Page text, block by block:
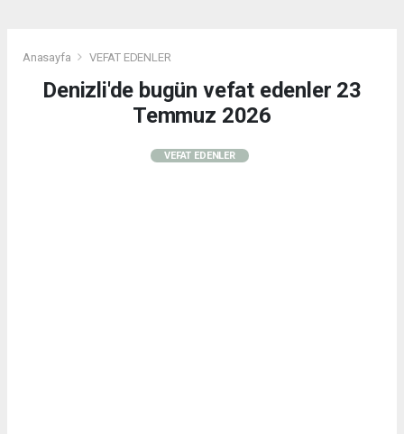
Anasayfa VEFAT EDENLER
Denizli'de bugün vefat edenler 23
Temmuz 2026
VEFAT EDENLER